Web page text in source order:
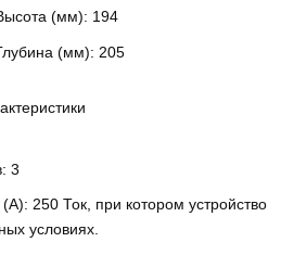
(мм): 194
(мм): 205
3
(А): 250 Ток, при котором устройство
условиях.